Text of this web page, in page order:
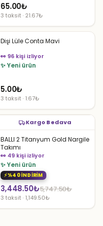
65.00₺
3 taksit · 21.67₺
Dişi Lüle Conta Mavi
👀 96 kişi izliyor
✨ Yeni ürün
5.00₺
3 taksit · 1.67₺
Kargo Bedava
BALLI 2 Titanyum Gold Nargile
Takımı
👀 49 kişi izliyor
✨ Yeni ürün
%40 İNDİRİM
5,747.50₺
Orijinal
fiyat:
3,448.50₺
Şu
andaki
3 taksit · 1,149.50₺